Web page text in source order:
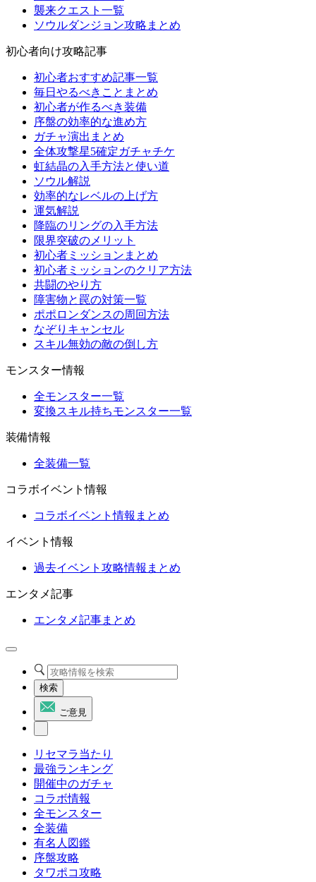
襲来クエスト一覧
ソウルダンジョン攻略まとめ
初心者向け攻略記事
初心者おすすめ記事一覧
毎日やるべきことまとめ
初心者が作るべき装備
序盤の効率的な進め方
ガチャ演出まとめ
全体攻撃星5確定ガチャチケ
虹結晶の入手方法と使い道
ソウル解説
効率的なレベルの上げ方
運気解説
降臨のリングの入手方法
限界突破のメリット
初心者ミッションまとめ
初心者ミッションのクリア方法
共闘のやり方
障害物と罠の対策一覧
ポポロンダンスの周回方法
なぞりキャンセル
スキル無効の敵の倒し方
モンスター情報
全モンスター一覧
変換スキル持ちモンスター一覧
装備情報
全装備一覧
コラボイベント情報
コラボイベント情報まとめ
イベント情報
過去イベント攻略情報まとめ
エンタメ記事
エンタメ記事まとめ
検索
ご意見
リセマラ当たり
最強ランキング
開催中のガチャ
コラボ情報
全モンスター
全装備
有名人図鑑
序盤攻略
タワポコ攻略